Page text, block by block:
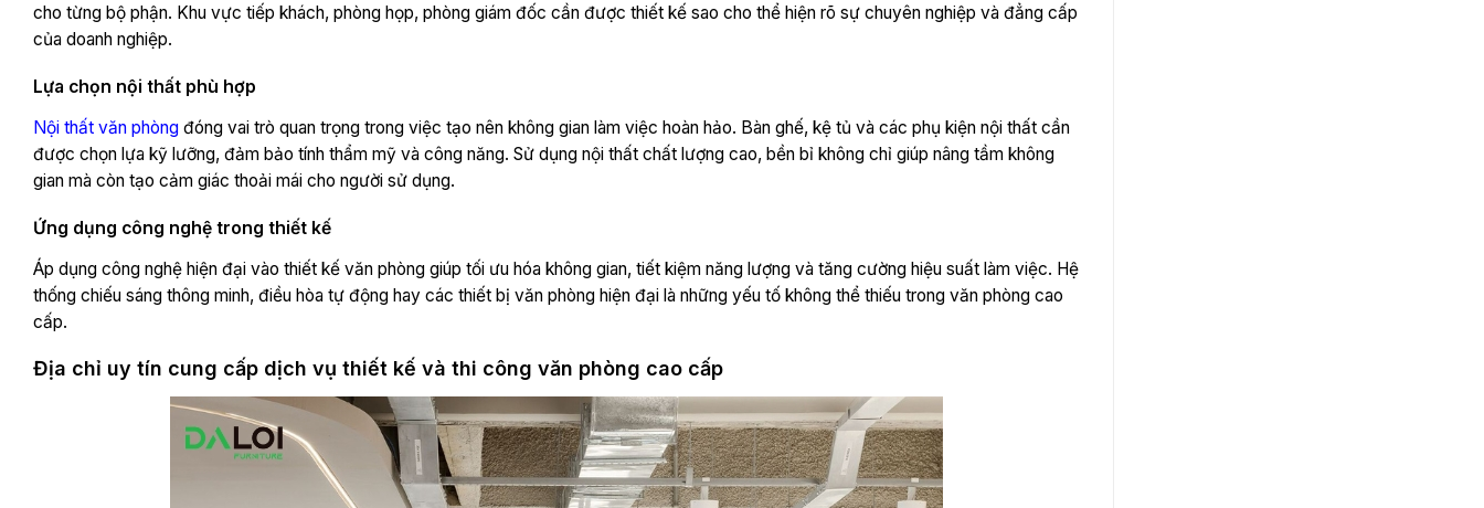
cho từng bộ phận. Khu vực tiếp khách, phòng họp, phòng giám đốc cần được thiết kế sao cho thể hiện rõ sự chuyên nghiệp và đẳng cấp
của doanh nghiệp.
Lựa chọn nội thất phù hợp
Nội thất văn phòng đóng vai trò quan trọng trong việc tạo nên không gian làm việc hoàn hảo. Bàn ghế, kệ tủ và các phụ kiện nội thất cần
được chọn lựa kỹ lưỡng, đảm bảo tính thẩm mỹ và công năng. Sử dụng nội thất chất lượng cao, bền bỉ không chỉ giúp nâng tầm không
gian mà còn tạo cảm giác thoải mái cho người sử dụng.
Ứng dụng công nghệ trong thiết kế
Áp dụng công nghệ hiện đại vào thiết kế văn phòng giúp tối ưu hóa không gian, tiết kiệm năng lượng và tăng cường hiệu suất làm việc. Hệ
thống chiếu sáng thông minh, điều hòa tự động hay các thiết bị văn phòng hiện đại là những yếu tố không thể thiếu trong văn phòng cao
cấp.
Địa chỉ uy tín cung cấp dịch vụ thiết kế và thi công văn phòng cao cấp